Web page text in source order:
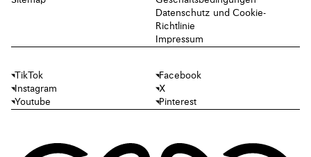
Datenschutz und Cookie-
Richtlinie
Impressum
TikTok
Facebook
Instagram
X
Youtube
Pinterest